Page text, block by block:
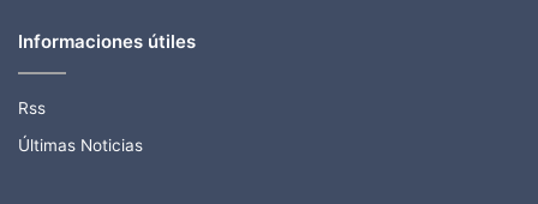
Informaciones útiles
Rss
Últimas Noticias